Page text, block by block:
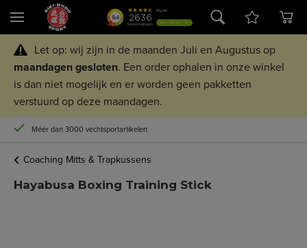
Let op: wij zijn in de maanden Juli en Augustus op
maandagengesloten. Een order ophalen in onze winkel
is dan niet mogelijk en er worden geen pakketten
verstuurd op deze maandagen.
Méér dan 3000 vechtsportartikelen
Coaching Mitts & Trapkussens
Hayabusa Boxing Training Stick